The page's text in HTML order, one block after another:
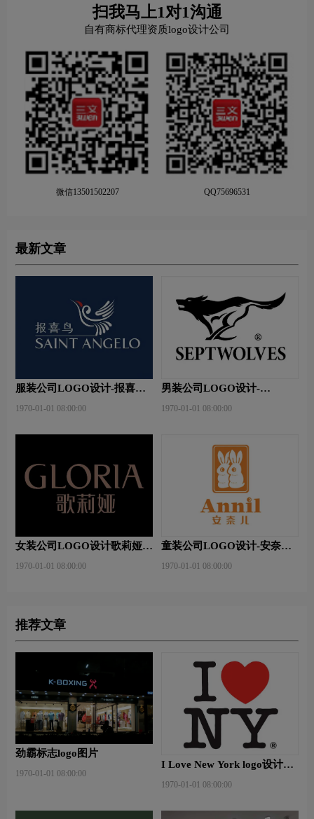
扫我马上1对1沟通
自有商标代理资质logo设计公司
微信13501502207 QQ75696531
最新文章
服装公司LOGO设计-报喜鸟
1970-01-01 08:00:00
男装公司LOGO设计-
logo设计
1970-01-01 08:00:00
女装公司LOGO设计歌莉娅公
1970-01-01 08:00:00
童装公司LOGO设计-安奈儿
1970-01-01 08:00:00
推荐文章
劲霸标志logo图片
1970-01-01 08:00:00
I Love New York logo设计含
1970-01-01 08:00:00